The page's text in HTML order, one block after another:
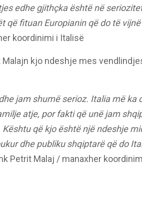
edhe gjithçka është në
që fituan Europianin që do të
koordinimi i Italisë
kjo ndeshje mes
jam shumë serioz. Italia më ka
atje, por fakti që unë jam
që kjo është një ndeshje
dhe publiku shqiptarë që do
Petrit Malaj / manaxher